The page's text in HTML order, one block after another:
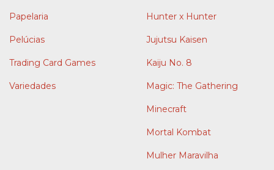
Papelaria
Pelúcias
Trading Card Games
Variedades
Hunter x Hunter
Jujutsu Kaisen
Kaiju No. 8
Magic: The Gathering
Minecraft
Mortal Kombat
Mulher Maravilha